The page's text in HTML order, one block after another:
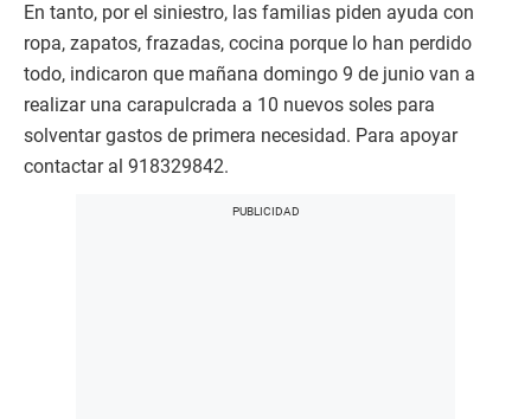
En tanto, por el siniestro, las familias piden ayuda con
ropa, zapatos, frazadas, cocina porque lo han perdido
todo, indicaron que mañana domingo 9 de junio van a
realizar una carapulcrada a 10 nuevos soles para
solventar gastos de primera necesidad. Para apoyar
contactar al 918329842.